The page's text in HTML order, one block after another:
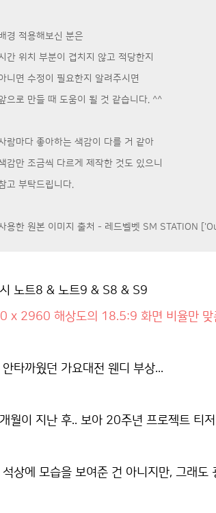
경 적용해보신 분은
간 위치 부분이 겹치지 않고 적당한지
니면 수정이 필요한지 알려주시면
으로 만들 때 도움이 될 것 같습니다. ^^
람마다 좋아하는 색감이 다를 거 같아
감만 조금씩 다르게 제작한 것도 있으니
고 부탁드립니다.
용한 원본 이미지 출처 - 레드벨벳 SM STATION
노트8 & 노트9 & S8 & S9
x 2960 해상도의 18.5:9 화면 비율만 맞
안타까웠던 가요대전 웬디 부상...
월이 지난 후.. 보아 20주년 프로젝트 티
상에 모습을 보여준 건 아니지만, 그래도